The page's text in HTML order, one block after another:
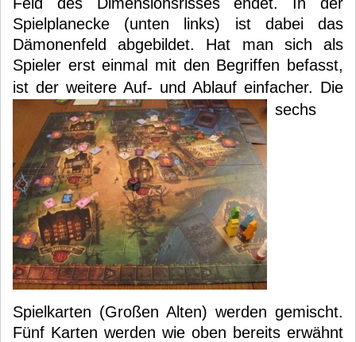
Spielplanecke (unten links) ist dabei das
Dämonenfeld abgebildet. Hat man sich als
Spieler erst einmal mit den Begriffen befasst,
ist der weitere Auf- und Ablauf einfacher. Die
sechs
Spielkarten (Großen Alten) werden gemischt.
Fünf Karten werden wie oben bereits erwähnt